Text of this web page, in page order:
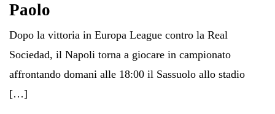
Paolo
Dopo la vittoria in Europa League contro la Real
Sociedad, il Napoli torna a giocare in campionato
affrontando domani alle 18:00 il Sassuolo allo stadio
[…]